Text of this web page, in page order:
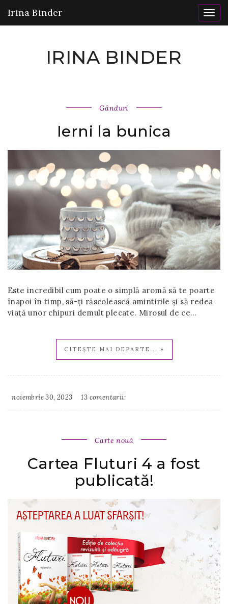
Irina Binder
IRINA BINDER
Gânduri
Ierni la bunica
Este incredibil cum poate o simplă aromă să te poarte
înapoi în timp, să-ți răscolească amintirile și să redea
viață unor chipuri demult plecate. Mirosul de ce…
CITEȘTE MAI DEPARTE... »
noiembrie 30, 2023 13 comentarii:
Carte nouă
Cartea Fluturi 4 a fost
publicată!